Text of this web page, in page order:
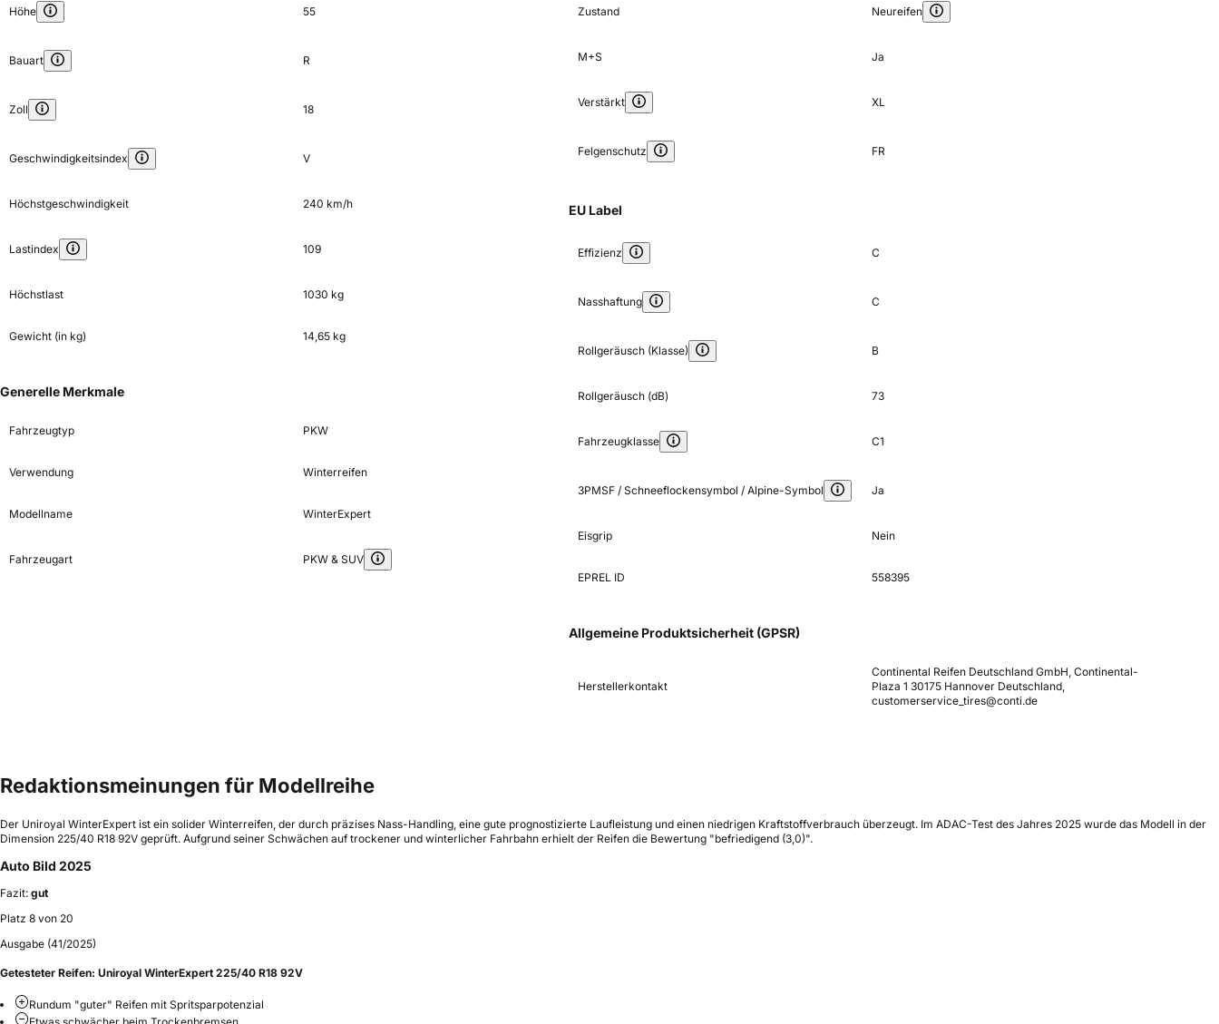
Höhe 55
Bauart R
Zoll 18
Geschwindigkeitsindex V
Höchstgeschwindigkeit 240 km/h
Lastindex 109
Höchstlast 1030 kg
Gewicht (in kg) 14,65 kg
Generelle Merkmale
Fahrzeugtyp PKW
Verwendung Winterreifen
Modellname WinterExpert
Fahrzeugart PKW & SUV
Zustand Neureifen
M+S Ja
Verstärkt XL
Felgenschutz FR
EU Label
Effizienz C
Nasshaftung C
Rollgeräusch (Klasse) B
Rollgeräusch (dB) 73
Fahrzeugklasse C1
3PMSF / Schneeflockensymbol / Alpine-Symbol Ja
Eisgrip Nein
EPREL ID 558395
Allgemeine Produktsicherheit (GPSR)
Herstellerkontakt
Continental Reifen Deutschland GmbH, Continental-
Plaza 1 30175 Hannover Deutschland,
customerservice_tires@conti.de
Redaktionsmeinungen für Modellreihe
Der Uniroyal WinterExpert ist ein solider Winterreifen, der durch präzises Nass-Handling, eine gute prognostizierte Laufleistung und einen niedrigen Kraftstoffverbrauch überzeugt. Im ADAC-Test des Jahres 2025 wurde das Modell in der
Dimension 225/40 R18 92V geprüft. Aufgrund seiner Schwächen auf trockener und winterlicher Fahrbahn erhielt der Reifen die Bewertung "befriedigend (3,0)".
Auto Bild 2025
Fazit: gut
Platz 8 von 20
Ausgabe (41/2025)
Getesteter Reifen: Uniroyal WinterExpert 225/40 R18 92V
Rundum "guter" Reifen mit Spritsparpotenzial